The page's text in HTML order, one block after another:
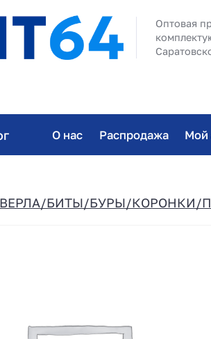
Оптовая
О нас Распродажа Мой
БИТЫ/БУРЫ/КОРОНКИ/